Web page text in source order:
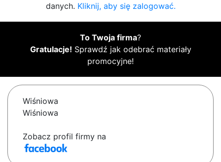
danych. Kliknij, aby się zalogować.
To Twoja firma?
Gratulacje! Sprawdź jak odebrać materiały
promocyjne!
Wiśniowa
Wiśniowa
Zobacz profil firmy na